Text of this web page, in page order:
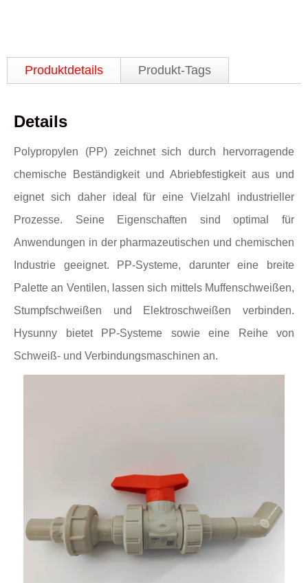
Produktdetails Produkt-Tags
Details
Polypropylen (PP) zeichnet sich durch hervorragende
chemische Beständigkeit und Abriebfestigkeit aus und
eignet sich daher ideal für eine Vielzahl industrieller
Prozesse. Seine Eigenschaften sind optimal für
Anwendungen in der pharmazeutischen und chemischen
Industrie geeignet. PP-Systeme, darunter eine breite
Palette an Ventilen, lassen sich mittels Muffenschweißen,
Stumpfschweißen und Elektroschweißen verbinden.
Hysunny bietet PP-Systeme sowie eine Reihe von
Schweiß- und Verbindungsmaschinen an.